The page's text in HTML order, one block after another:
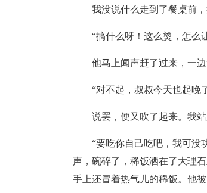
我没说什么走到了餐桌前
“搞什么呀！这么烫，怎么
他马上闻声赶了过来，一
“对不起，叔叔今天也起晚
说罢，便又吹了起来。我
“要吃你自己吃吧，我可没
声，碗碎了，稀饭洒在了大理
手上还冒着热气儿的稀饭。他被